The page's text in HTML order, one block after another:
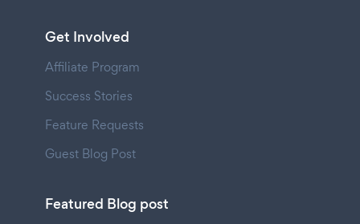
Get Involved
Affiliate Program
Success Stories
Feature Requests
Guest Blog Post
Featured Blog post